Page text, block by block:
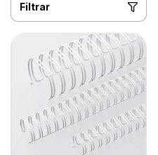
Filtrar